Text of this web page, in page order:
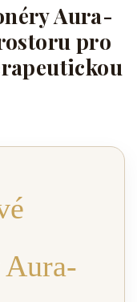
Aura-
pro